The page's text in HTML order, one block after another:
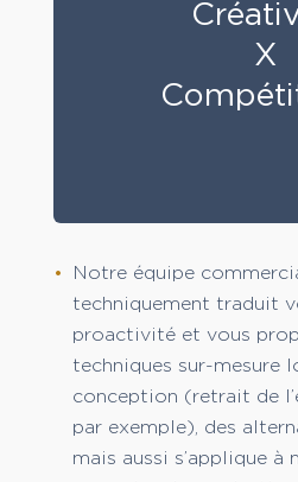
X
Notre équipe
techniquement traduit
proactivité et vous
techniques sur-mesure
conception (retrait de
par exemple), des
mais aussi s’applique à